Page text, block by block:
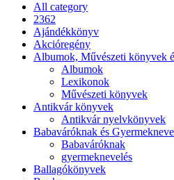
All category
2362
Ajándékkönyv
Akcióregény
Albumok, Művészeti könyvek
Albumok
Lexikonok
Művészeti könyvek
Antikvár könyvek
Antikvár nyelvkönyvek
Babaváróknak és
Babaváróknak
gyermeknevelés
Ballagókönyvek